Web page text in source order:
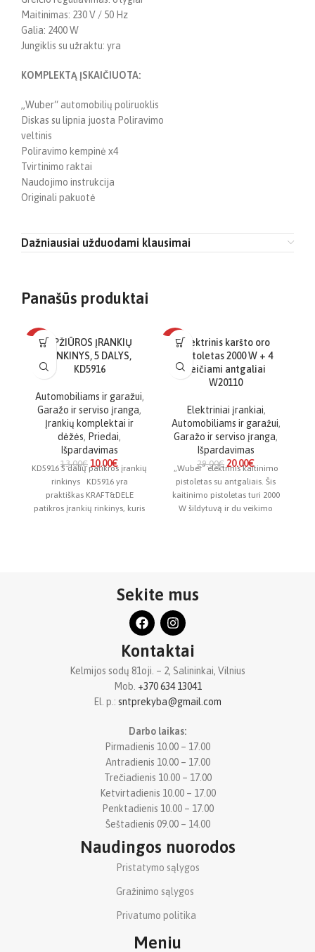
Maitinimas: 230 V / 50 Hz
Galia: 2400 W
Jungiklis su užraktu: yra
KOMPLEKTĄ ĮSKAIČIUOTA:
„Wuber“ automobilių poliruoklis
Diskas su lipnia juosta Poliravimo
veltinis
Poliravimo kempinė x4
Tvirtinimo raktai
Naudojimo instrukcija
Originali pakuotė
Dažniausiai užduodami klausimai
Panašūs produktai
-23%APŽIŪROS ĮRANKIŲ
RINKINYS, 5 DALYS,
KD5916
Automobiliams ir garažui,
Garažo ir serviso įranga,
Įrankių komplektai ir
dėžės, Priedai,
Išpardavimas
13.00€ 10.00€
KD5916 5 dalių patikros įrankių
rinkinys KD5916 yra
praktiškas KRAFT&DELE
patikros įrankių rinkinys, kuris
-31%Elektrinis karšto oro
pistoletas 2000 W + 4
keičiami antgaliai
W20110
Elektriniai įrankiai,
Automobiliams ir garažui,
Garažo ir serviso įranga,
Išpardavimas
29.00€ 20.00€
„Wuber“ elektrinis kaitinimo
pistoletas su antgaliais. Šis
kaitinimo pistoletas turi 2000
W šildytuvą ir du veikimo
Sekite mus
Kontaktai
Kelmijos sodų 81oji. – 2, Salininkai, Vilnius
Mob. +370 634 13041
El. p.: sntprekyba@gmail.com
Darbo laikas:
Pirmadienis 10.00 – 17.00
Antradienis 10.00 – 17.00
Trečiadienis 10.00 – 17.00
Ketvirtadienis 10.00 – 17.00
Penktadienis 10.00 – 17.00
Šeštadienis 09.00 – 14.00
Naudingos nuorodos
Pristatymo sąlygos
Gražinimo sąlygos
Privatumo politika
Meniu